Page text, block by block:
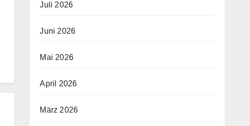
Juli 2026
Juni 2026
Mai 2026
April 2026
März 2026